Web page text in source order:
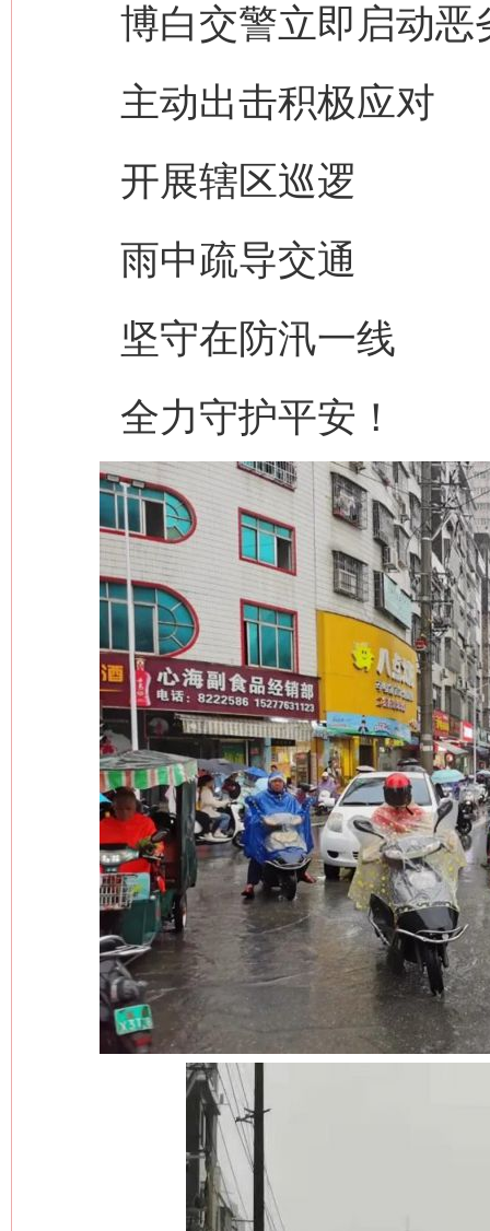
博白交警立即启动恶
主动出击积极应对
开展辖区巡逻
雨中疏导交通
坚守在防汛一线
全力守护平安！